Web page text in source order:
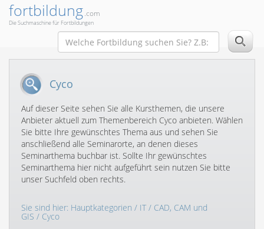
fortbildung.com
Die Suchmaschine für Fortbildungen
Cyco
Auf dieser Seite sehen Sie alle Kursthemen, die unsere
Anbieter aktuell zum Themenbereich Cyco anbieten. Wählen
Sie bitte Ihre gewünschtes Thema aus und sehen Sie
anschließend alle Seminarorte, an denen dieses
Seminarthema buchbar ist. Sollte Ihr gewünschtes
Seminarthema hier nicht aufgeführt sein nutzen Sie bitte
unser Suchfeld oben rechts.
Sie sind hier: Hauptkategorien / IT/ CAD, CAM und
GIS / Cyco